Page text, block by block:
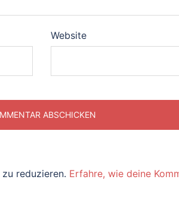
Website
reduzieren. Erfahre, wie deine